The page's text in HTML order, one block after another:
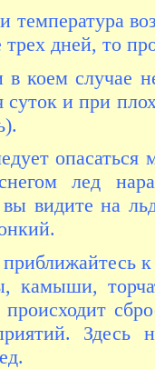
температура
трех дней, то
в коем случае
суток и при
опасаться
лед
видите на
к
камыши,
происходит
Здесь